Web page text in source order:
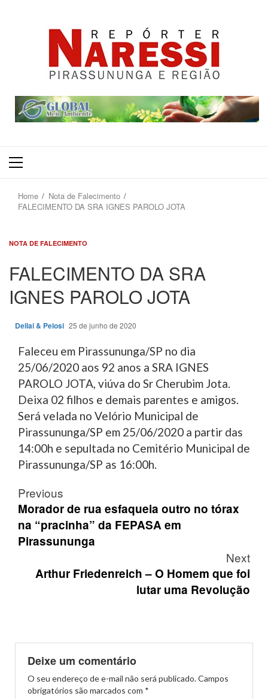
Primary
Home
Nota de Falecimento
FALECIMENTO DA SRA IGNES PAROLO JOTA
NOTA DE FALECIMENTO
FALECIMENTO DA SRA
IGNES PAROLO JOTA
Dellai & Pelosi 25 de junho de 2020
Faleceu em Pirassununga/SP no dia
25/06/2020 aos 92 anos a SRA IGNES
PAROLO JOTA, viúva do Sr Cherubim Jota.
Deixa 02 filhos e demais parentes e amigos.
Será velada no Velório Municipal de
Pirassununga/SP em 25/06/2020 a partir das
14:00h e sepultada no Cemitério Municipal de
Pirassununga/SP as 16:00h.
Post
navigation
Previous
Morador de rua esfaqueia outro no tórax
na “pracinha” da FEPASA em
Pirassununga
Next
Arthur Friedenreich – O Homem que foi
lutar uma Revolução
Deixe um comentário
O seu endereço de e-mail não será publicado.Campos
obrigatórios são marcados com *